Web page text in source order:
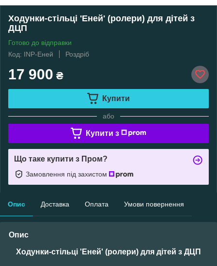
Ходунки-стільці 'Еней' (ролери) для дітей з
ДЦП
Готово до відправки
Код: INP-Еней
Роздріб
17 900 ₴
Купити
або
Купити з
Що таке купити з Пром?
Замовлення під захистом
Опис Доставка Оплата Умови повернення
Опис
Ходунки-стільці 'Еней' (ролери) для дітей з ДЦП